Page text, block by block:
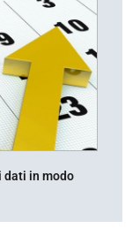
dati in modo